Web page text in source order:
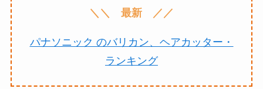
＼＼ 最新 ／／
パナソニック のバリカン、ヘアカッター・
ランキング